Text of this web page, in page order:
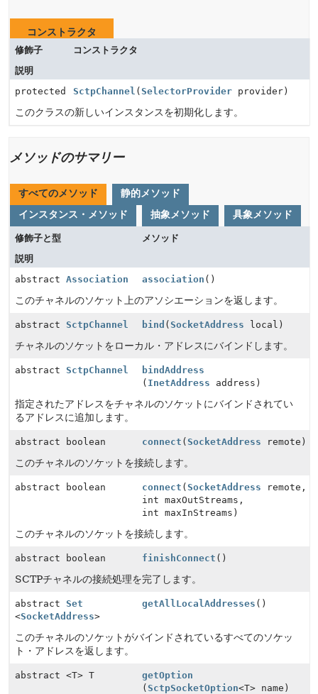
コンストラクタ
修飾子
コンストラクタ
説明
protected
SctpChannel ( SelectorProvider provider)
このクラスの新しいインスタンスを初期化します。
メソッドのサマリー
すべてのメソッド
静的メソッド
インスタンス・メソッド
抽象メソッド 具象メソッド
修飾子と型
メソッド
説明
abstract Association association ()
このチャネルのソケット上のアソシエーションを返します。
abstract SctpChannel bind (SocketAddress local)
チャネルのソケットをローカル・アドレスにバインドします。
abstract SctpChannel
bindAddress
( InetAddress address)
指定されたアドレスをチャネルのソケットにバインドされてい
るアドレスに追加します。
abstract boolean connect (SocketAddress remote)
このチャネルのソケットを接続します。
abstract boolean connect (SocketAddress remote,
int maxOutStreams,
int maxInStreams)
このチャネルのソケットを接続します。
abstract boolean finishConnect ()
SCTPチャネルの接続処理を完了します。
abstract Set
<SocketAddress>
getAllLocalAddresses ()
このチャネルのソケットがバインドされているすべてのソケッ
ト・アドレスを返します。
abstract <T> T
getOption
(SctpSocketOption<T> name)